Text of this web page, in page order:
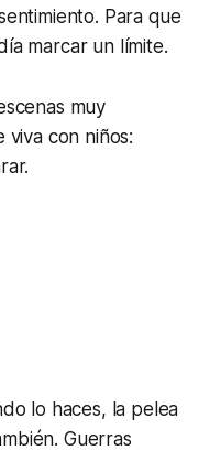
Para que
marcar un límite.
muy
viva con niños:
lo haces, la pelea
Guerras